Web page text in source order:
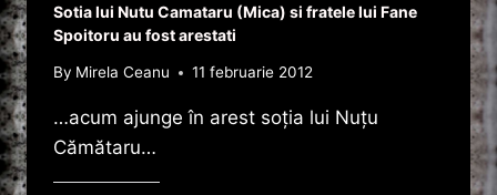
Sotia lui Nutu Camataru (Mica) si fratele lui Fane
Spoitoru au fost arestati
By Mirela Ceanu 11 februarie 2012
…acum ajunge în arest soţia lui Nuţu
Cămătaru…